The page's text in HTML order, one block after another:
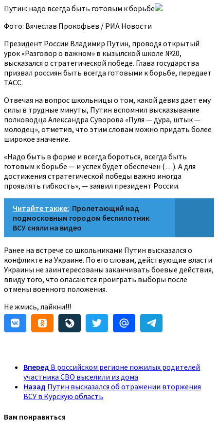
Путин: надо всегда быть готовым к борьбе
Фото: Вячеслав Прокофьев / РИА Новости
Президент России Владимир Путин, проводя открытый
урок «Разговор о важном» в кызылской школе №20,
высказался о стратегической победе. Глава государства
призвал россиян быть всегда готовыми к борьбе, передает
ТАСС.
Отвечая на вопрос школьницы о том, какой девиз дает ему
силы в трудные минуты, Путин вспомнил высказывание
полководца Александра Суворова «Пуля — дура, штык —
молодец», отметив, что этим словам можно придать более
широкое значение.
«Надо быть в форме и всегда бороться, всегда быть
готовым к борьбе — и успех будет обеспечен (…). А для
достижения стратегической победы важно иногда
проявлять гибкость», — заявил президент России.
Читайте также: Пролетающий над
подмосковным городом беспилотник
ВСУ сняли на видео
Ранее на встрече со школьниками Путин высказался о
конфликте на Украине. По его словам, действующие власти
Украины не заинтересованы заканчивать боевые действия,
ввиду того, что опасаются проиграть выборы после
отмены военного положения.
Не жмись, лайкни!!!
Вперед В российском регионе пожилых родителей
участника СВО выселили из дома
Назад Путин высказался об отражении вторжения
ВСУ в Курскую область
Вам понравиться